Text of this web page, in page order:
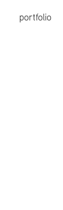
portfolio